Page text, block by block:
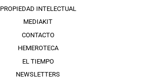
PROPIEDAD INTELECTUAL
MEDIAKIT
CONTACTO
HEMEROTECA
EL TIEMPO
NEWSLETTERS